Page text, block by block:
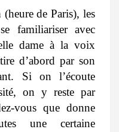
de Paris), les
familiariser avec
dame à la voix
d’abord par son
Si on l’écoute
on y reste par
vous que donne
une certaine